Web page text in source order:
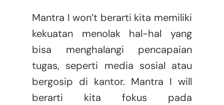
Mantra I won’t berarti kita memiliki
kekuatan menolak hal-hal yang
bisa menghalangi pencapaian
tugas, seperti media sosial atau
bergosip di kantor. Mantra I will
berarti kita fokus pada